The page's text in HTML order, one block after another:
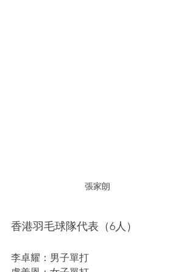
張家朗
香港羽毛球隊代表（6人）
李卓耀：男子單打